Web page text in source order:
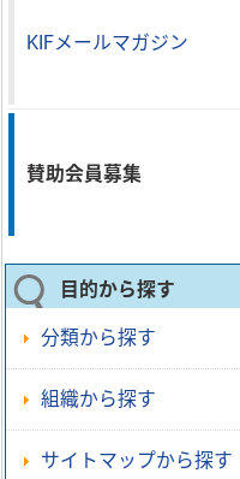
KIFメールマガジン
賛助会員募集
目的から探す
分類から探す
組織から探す
サイトマップから探す